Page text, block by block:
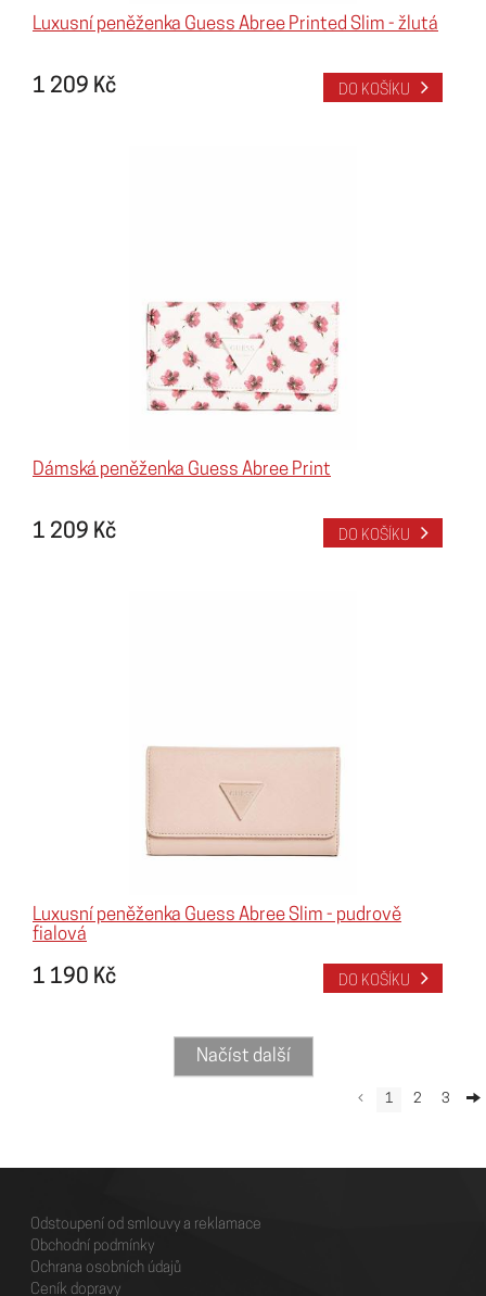
Luxusní peněženka Guess Abree Printed Slim - žlutá
1 209 Kč DO KOŠÍKU
Dámská peněženka Guess Abree Print
1 209 Kč DO KOŠÍKU
Luxusní peněženka Guess Abree Slim - pudrově
fialová
1 190 Kč DO KOŠÍKU
Načíst další
1 2 3
Odstoupení od smlouvy a reklamace
Obchodní podmínky
Ochrana osobních údajů
Ceník dopravy